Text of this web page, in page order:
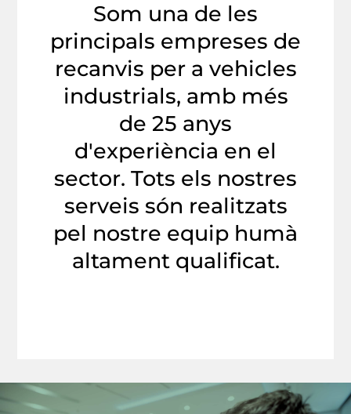
Som una de les
principals empreses de
recanvis per a vehicles
industrials, amb més
de 25 anys
d'experiència en el
sector. Tots els nostres
serveis són realitzats
pel nostre equip humà
altament qualificat.